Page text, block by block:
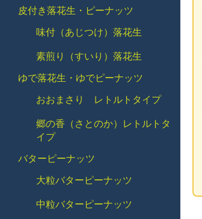
皮付き落花生・ピーナッツ
味付（あじつけ）落花生
素煎り（すいり）落花生
ゆで落花生・ゆでピーナッツ
おおまさり レトルトタイプ
郷の香（さとのか）レトルトタ
イプ
バターピーナッツ
大粒バターピーナッツ
中粒バターピーナッツ